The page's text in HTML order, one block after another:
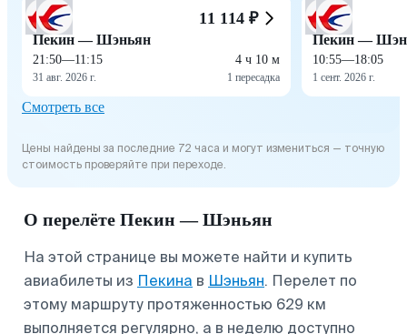
11 114 ₽
Пекин — Шэньян
21:50—11:15
31 авг. 2026 г.
4 ч 10 м
1 пересадка
Пекин —
10:55—18:05
1 сент. 2026 г.
Смотреть все
Цены найдены за последние 72 часа и могут измениться — точную
стоимость проверяйте при переходе.
О перелёте Пекин — Шэньян
На этой странице вы можете найти и купить
авиабилеты из Пекина в Шэньян. Перелет по
этому маршруту протяженностью 629 км
выполняется регулярно, а в неделю доступно